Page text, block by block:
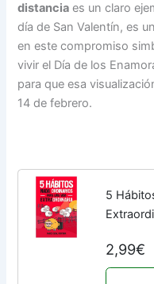
distancia es un claro
día de San Valentín, es
en este compromiso
vivir el Día de los
para que esa
14 de febrero.
5
2,99€